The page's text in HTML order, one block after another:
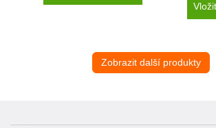
Zobrazit další produkty